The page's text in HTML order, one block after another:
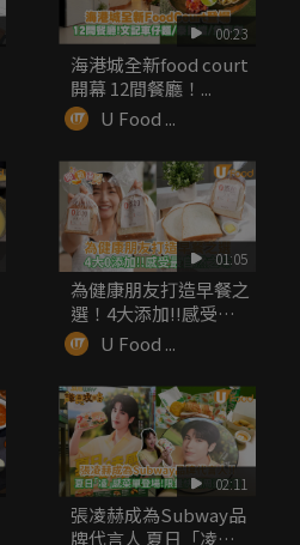
00:23
海港城全新food court
開幕 12間餐廳！...
U Food ...
01:05
為健康朋友打造早餐之
選！4大添加!!感受最
自然之味
U Food ...
02:11
張凌赫成為Subway品
牌代言人 夏日「凌」